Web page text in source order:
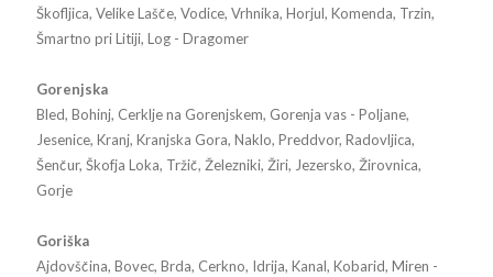
Škofljica, Velike Lašče, Vodice, Vrhnika, Horjul, Komenda, Trzin,
Šmartno pri Litiji, Log - Dragomer
Gorenjska
Bled, Bohinj, Cerklje na Gorenjskem, Gorenja vas - Poljane,
Jesenice, Kranj, Kranjska Gora, Naklo, Preddvor, Radovljica,
Šenčur, Škofja Loka, Tržič, Železniki, Žiri, Jezersko, Žirovnica,
Gorje
Goriška
Ajdovščina, Bovec, Brda, Cerkno, Idrija, Kanal, Kobarid, Miren -